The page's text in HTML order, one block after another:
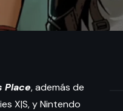
Place, además de
X|S, y Nintendo